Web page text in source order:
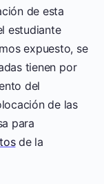
de esta
estudiante
expuesto, se
tienen por
del
de las
para
de la